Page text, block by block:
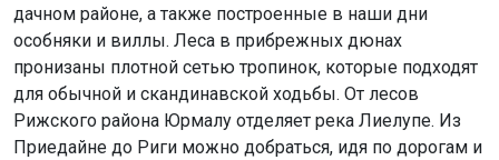
дачном районе, а также построенные в наши дни
особняки и виллы. Леса в прибрежных дюнах
пронизаны плотной сетью тропинок, которые подходят
для обычной и скандинавской ходьбы. От лесов
Рижского района Юрмалу отделяет река Лиелупе. Из
Приедайне до Риги можно добраться, идя по дорогам и